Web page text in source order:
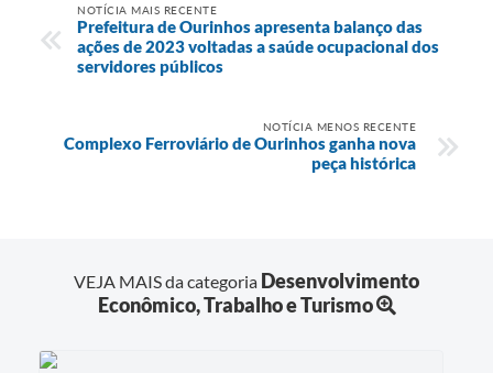
NOTÍCIA MAIS RECENTE
Prefeitura de Ourinhos apresenta balanço das
ações de 2023 voltadas a saúde ocupacional dos
servidores públicos
NOTÍCIA MENOS RECENTE
Complexo Ferroviário de Ourinhos ganha nova
peça histórica
VEJA MAIS da categoria Desenvolvimento
Econômico, Trabalho e Turismo